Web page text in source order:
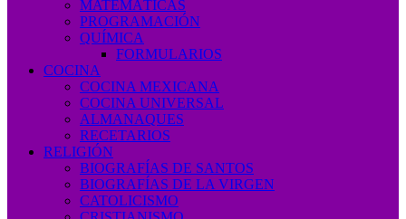
MATEMÁTICAS
PROGRAMACIÓN
QUÍMICA
FORMULARIOS
COCINA
COCINA MEXICANA
COCINA UNIVERSAL
ALMANAQUES
RECETARIOS
RELIGIÓN
BIOGRAFÍAS DE SANTOS
BIOGRAFÍAS DE LA VIRGEN
CATOLICISMO